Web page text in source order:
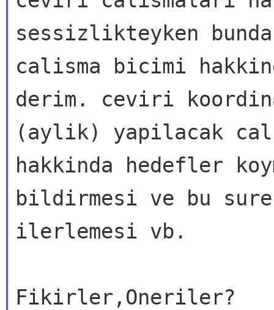
sessizlikteyken
calisma bicimi
derim. ceviri
(aylik) yapilacak
hakkinda hedefler
bildirmesi ve bu
ilerlemesi vb.
Fikirler,Oneriler?